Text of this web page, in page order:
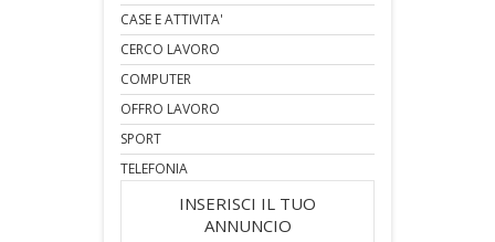
CASE E ATTIVITA'
CERCO LAVORO
COMPUTER
OFFRO LAVORO
SPORT
TELEFONIA
INSERISCI IL TUO
ANNUNCIO